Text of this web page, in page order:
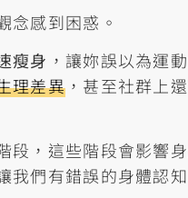
念感到困惑。
瘦身 ，讓妳誤以為運
理差異，甚至社群上
段，這些階段會影響
我們有錯誤的身體認知